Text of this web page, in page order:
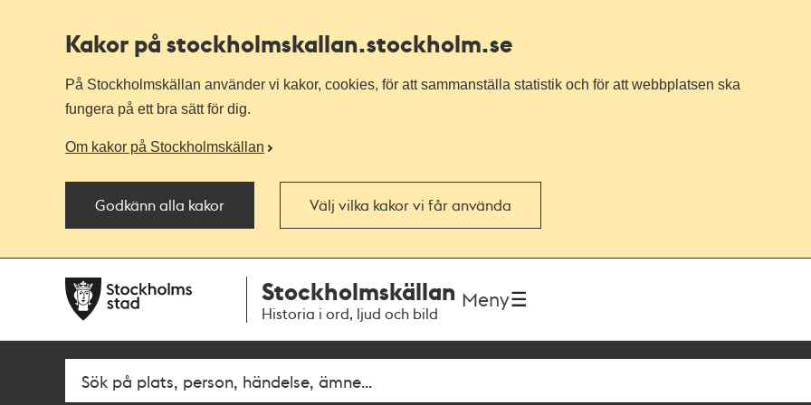
Kakor på stockholmskallan.stockholm.se
På Stockholmskällan använder vi kakor, cookies, för att sammanställa statistik och för att webbplatsen ska
fungera på ett bra sätt för dig.
Om kakor på Stockholmskällan
Godkänn alla kakor Välj vilka kakor vi får använda
navigationen
huvudinnehållet
Stockholmskällan
Historia i ord, ljud och bild
Meny
SökFritextsök